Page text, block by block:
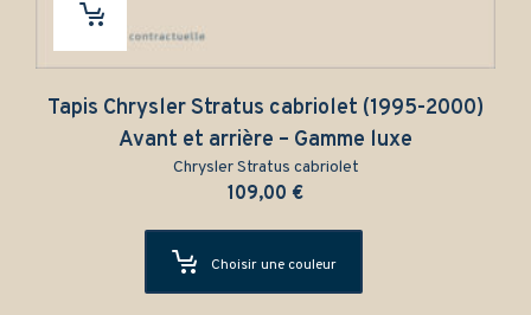
Tapis Chrysler Stratus cabriolet (1995-2000)
Avant et arrière – Gamme luxe
Chrysler Stratus cabriolet
109,00€
Choisir une couleur